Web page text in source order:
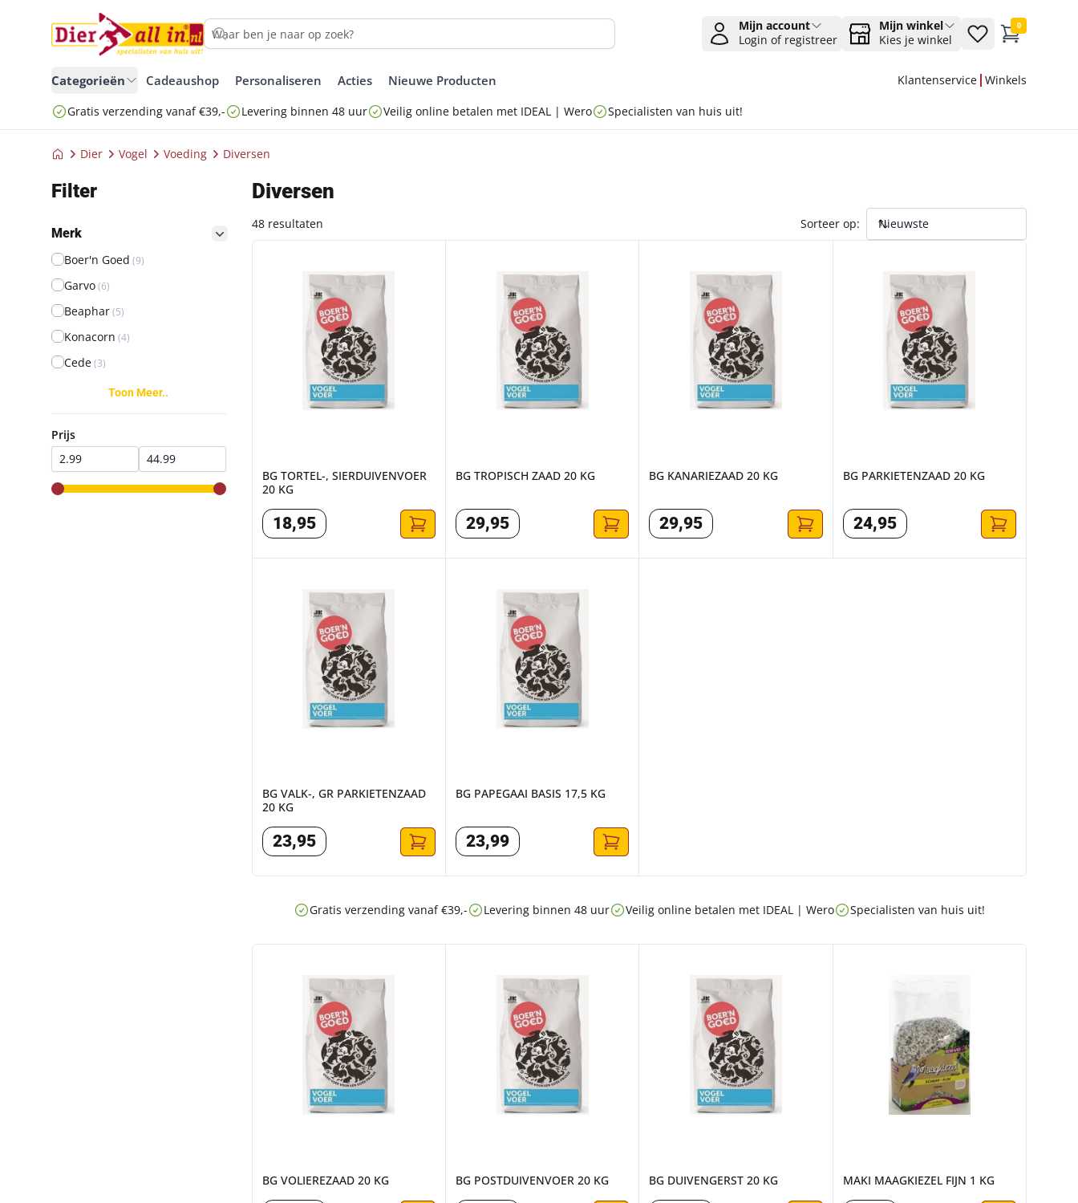
Mijn account
Login of registreer
Mijn winkel
Kies je winkel
0
Categorieën Cadeaushop Personaliseren Acties Nieuwe Producten Klantenservice Winkels
Gratis verzending vanaf €39,- Levering binnen 48 uur Veilig online betalen met IDEAL | Wero Specialisten van huis uit!
Dier Vogel Voeding Diversen
Filter
Merk
filter button
Boer'n Goed (9)
Garvo(6)
Beaphar(5)
Konacorn (4)
Cede(3)
Toon Meer..
Prijs
Prijs
range slider button range slider button
Diversen
48 resultaten Sorteer op:
BG TORTEL-, SIERDUIVENVOER
20 KG
18,95
BG TROPISCH ZAAD 20 KG
29,95
BG KANARIEZAAD 20 KG
29,95
BG PARKIETENZAAD 20 KG
24,95
BG VALK-, GR PARKIETENZAAD
20 KG
23,95
BG PAPEGAAI BASIS 17,5 KG
23,99
Gratis verzending vanaf €39,- Levering binnen 48 uur Veilig online betalen met IDEAL | Wero Specialisten van huis uit!
BG VOLIEREZAAD 20 KG BG POSTDUIVENVOER 20 KG BG DUIVENGERST 20 KG MAKI MAAGKIEZEL FIJN 1 KG